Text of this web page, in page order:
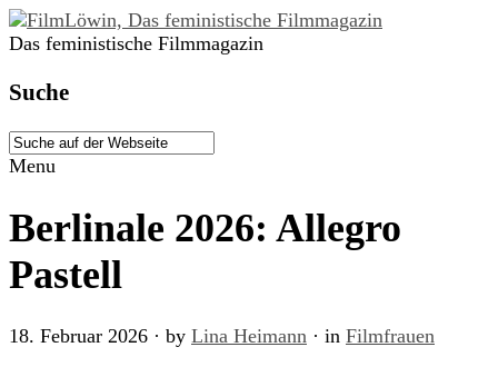
Das feministische Filmmagazin
Suche
Menu
Berlinale 2026: Allegro
Pastell
18. Februar 2026 · by Lina Heimann · in Filmfrauen